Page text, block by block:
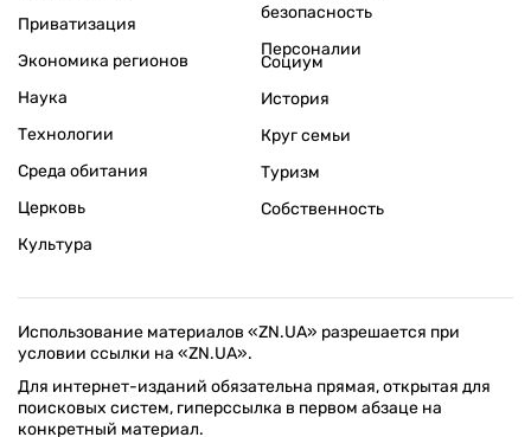
Приватизация
Экономика регионов
безопасность
Персоналии
Наука
Технологии
Среда обитания
Церковь
Культура
Социум
История
Круг семьи
Туризм
Собственность
Использование материалов «ZN.UA» разрешается при
условии ссылки на «ZN.UA».
Для интернет-изданий обязательна прямая, открытая для
поисковых систем, гиперссылка в первом абзаце на
конкретный материал.